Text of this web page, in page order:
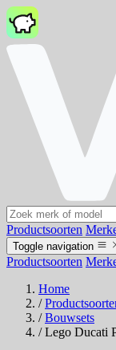
Productsoorten
Toggle navigation
Productsoorten
Home
/
/ Bouwsets
/ Lego Ducati